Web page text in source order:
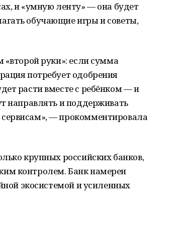
и «умную ленту» — она будет
обучающие игры и советы,
«второй руки»: если сумма
потребует одобрения
расти вместе с ребёнком — и
направлять и поддерживать
— прокомментировала
крупных российских банков,
контролем. Банк намерен
экосистемой и усиленных